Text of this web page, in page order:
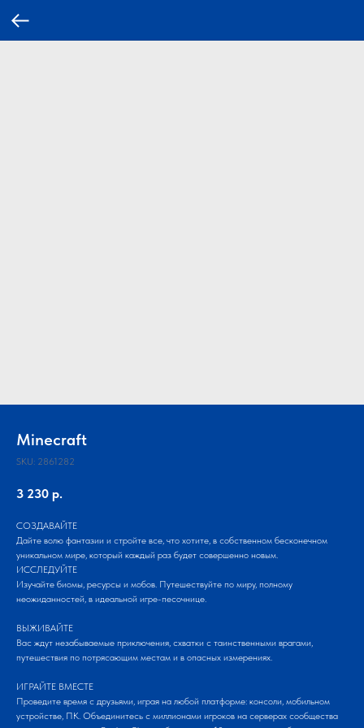
Minecraft
SKU: 2861282
3 230 р.
СОЗДАВАЙТЕ
Дайте волю фантазии и стройте все, что хотите, в собственном бесконечном
уникальном мире, который каждый раз будет совершенно новым.
ИССЛЕДУЙТЕ
Изучайте биомы, ресурсы и мобов. Путешествуйте по миру, полному
неожиданностей, в идеальной игре-песочнице.
ВЫЖИВАЙТЕ
Вас ждут незабываемые приключения, схватки с таинственными врагами,
путешествия по потрясающим местам и в опасных измерениях.
ИГРАЙТЕ ВМЕСТЕ
Проведите время с друзьями, играя на любой платформе: консоли, мобильном
устройстве, ПК. Объединитесь с миллионами игроков на серверах сообщества